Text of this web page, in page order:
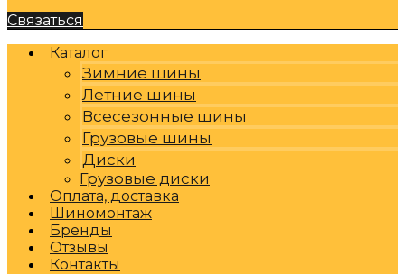
Связаться
Каталог
Зимние шины
Летние шины
Всесезонные шины
Грузовые шины
Диски
Грузовые диски
Оплата, доставка
Шиномонтаж
Бренды
Отзывы
Контакты